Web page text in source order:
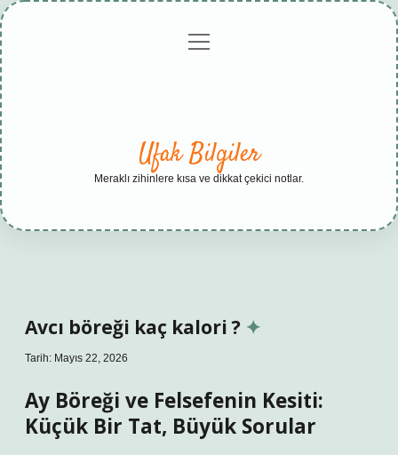
Gizlilikmenüyü
Ufak Bilgiler
Meraklı zihinlere kısa ve dikkat çekici notlar.
Avcı böreği kaç kalori ?
Tarih: Mayıs 22, 2026
Ay Böreği ve Felsefenin Kesiti:
Küçük Bir Tat, Büyük Sorular